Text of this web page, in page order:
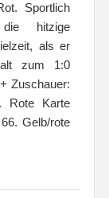
Sportlich
hitzige
als er
zum 1:0
Zuschauer:
Rote Karte
Gelb/rote